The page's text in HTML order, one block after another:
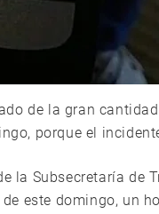
de la gran
porque el
la Subsecretaría de
este domingo, un